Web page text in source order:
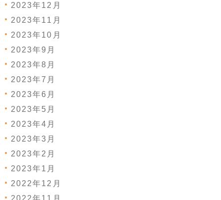
2023年12月
2023年11月
2023年10月
2023年9月
2023年8月
2023年7月
2023年6月
2023年5月
2023年4月
2023年3月
2023年2月
2023年1月
2022年12月
2022年11月